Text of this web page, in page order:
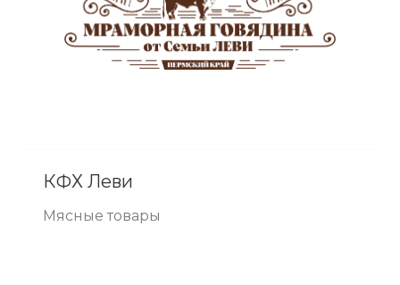
КФХ Леви
Мясные товары